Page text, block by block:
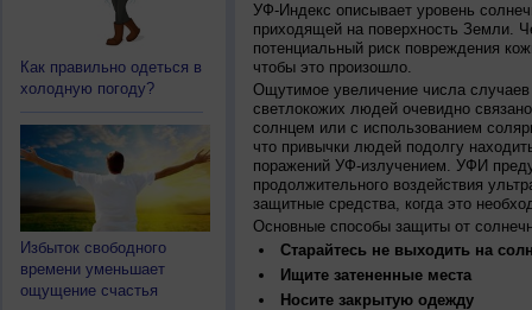
Как правильно одеться в
холодную погоду?
Избыток свободного
времени уменьшает
ощущение счастья
УФ-Индекс описывает уровень
приходящей на поверхность Земли.
потенциальный риск повреждения
чтобы это произошло.
Ощутимое увеличение числа
светлокожих людей очевидно
солнцем или с использованием
что привычки людей подолгу
поражений УФ-излучением. УФИ
продолжительного воздействия
защитные средства, когда это
Основные способы защиты от
Старайтесь не выходить на
Ищите затененные места
Носите закрытую одежду